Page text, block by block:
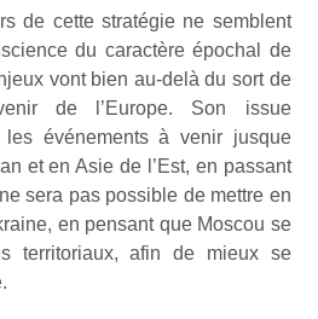
de cette stratégie ne semblent
du caractère épochal de
vont bien au-delà du sort de
de l’Europe. Son issue
les événements à venir jusque
et en Asie de l’Est, en passant
sera pas possible de mettre en
en pensant que Moscou se
territoriaux, afin de mieux se